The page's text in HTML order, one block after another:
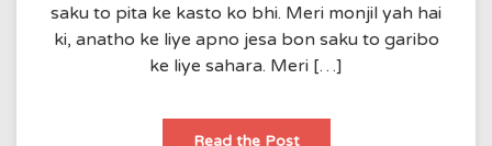
saku to pita ke kasto ko bhi. Meri monjil yah hai
ki, anatho ke liye apno jesa bon saku to garibo
ke liye sahara. Meri […]
Read the PostMeri